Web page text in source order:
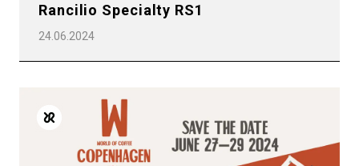
Rancilio Specialty RS1
24.06.2024